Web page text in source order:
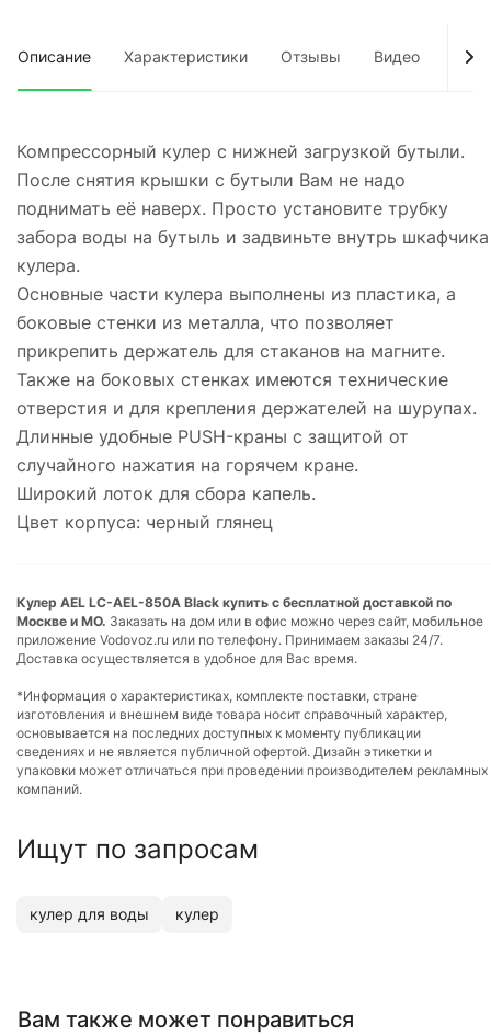
Описание Характеристики Отзывы Видео
Компрессорный кулер с нижней загрузкой бутыли.
После снятия крышки с бутыли Вам не надо
поднимать её наверх. Просто установите трубку
забора воды на бутыль и задвиньте внутрь шкафчика
кулера.
Основные части кулера выполнены из пластика, а
боковые стенки из металла, что позволяет
прикрепить держатель для стаканов на магните.
Также на боковых стенках имеются технические
отверстия и для крепления держателей на шурупах.
Длинные удобные PUSH-краны с защитой от
случайного нажатия на горячем кране.
Широкий лоток для сбора капель.
Цвет корпуса: черный глянец
Кулер AEL LC-AEL-850A Black купить с бесплатной доставкой по
Москве и МО. Заказать на дом или в офис можно через сайт, мобильное
приложение Vodovoz.ru или по телефону. Принимаем заказы 24/7.
Доставка осуществляется в удобное для Вас время.
*Информация о характеристиках, комплекте поставки, стране
изготовления и внешнем виде товара носит справочный характер,
основывается на последних доступных к моменту публикации
сведениях и не является публичной офертой. Дизайн этикетки и
упаковки может отличаться при проведении производителем рекламных
компаний.
Ищут по запросам
кулер для воды кулер
Вам также может понравиться